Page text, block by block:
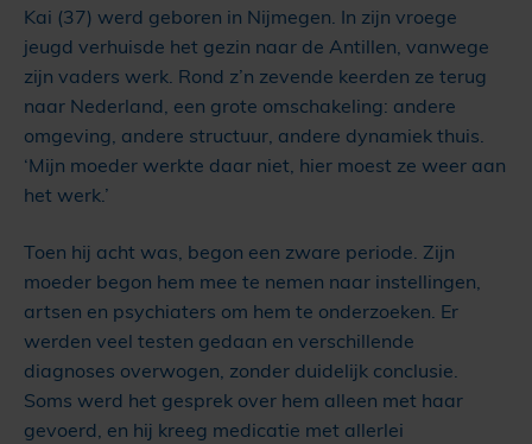
Kai (37) werd geboren in Nijmegen. In zijn vroege
jeugd verhuisde het gezin naar de Antillen, vanwege
zijn vaders werk. Rond z’n zevende keerden ze terug
naar Nederland, een grote omschakeling: andere
omgeving, andere structuur, andere dynamiek thuis.
‘Mijn moeder werkte daar niet, hier moest ze weer aan
het werk.’
Toen hij acht was, begon een zware periode. Zijn
moeder begon hem mee te nemen naar instellingen,
artsen en psychiaters om hem te onderzoeken. Er
werden veel testen gedaan en verschillende
diagnoses overwogen, zonder duidelijk conclusie.
Soms werd het gesprek over hem alleen met haar
gevoerd, en hij kreeg medicatie met allerlei